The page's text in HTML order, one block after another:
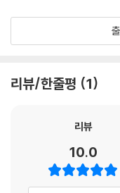
저희는 바로 그 지점, 기존
분들의 갈증에 주목하며
을 단번에 설득할 만한 거
를 통해 그간 품어왔던 의
동시에 저희는 이 책이 '처
리뷰/한줄평 1
리뷰
10.0